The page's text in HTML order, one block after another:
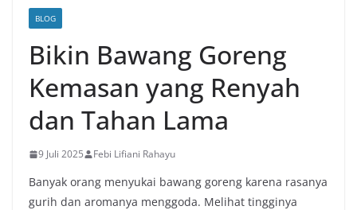
BLOG
Bikin Bawang Goreng
Kemasan yang Renyah
dan Tahan Lama
9 Juli 2025 Febi Lifiani Rahayu
Banyak orang menyukai bawang goreng karena rasanya
gurih dan aromanya menggoda. Melihat tingginya